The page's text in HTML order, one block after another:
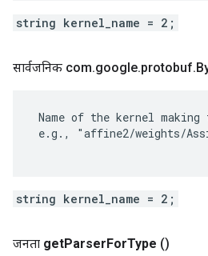
string kernel_name = 2;
सार्वजनिक com.google.protobuf.
Name of the kernel
e.g., "affine2/weights/
string kernel_name = 2;
जनता getParserForType ()